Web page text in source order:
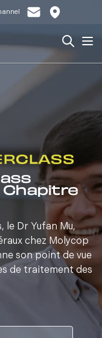
Search
Chapitre
le Dr Yufan Mu,
chez Molycop
son point de vue
de traitement des